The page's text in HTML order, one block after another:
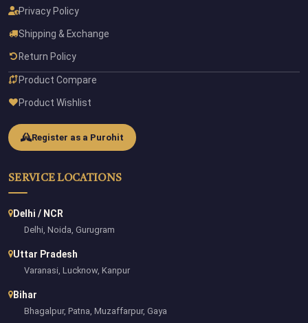
Privacy Policy
Shipping & Exchange
Return Policy
Product Compare
Product Wishlist
Register as a Purohit
SERVICE LOCATIONS
Delhi / NCR
Delhi, Noida, Gurugram
Uttar Pradesh
Varanasi, Lucknow, Kanpur
Bihar
Bhagalpur, Patna, Muzaffarpur, Gaya